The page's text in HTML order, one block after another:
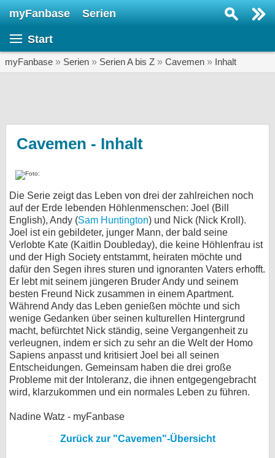
myFanbase Serien
Start
myFanbase » Serien » Serien A bis Z » Cavemen » Inhalt
Cavemen - Inhalt
Die Serie zeigt das Leben von drei der zahlreichen noch
auf der Erde lebenden Höhlenmenschen: Joel (Bill
English), Andy (Sam Huntington) und Nick (Nick Kroll).
Joel ist ein gebildeter, junger Mann, der bald seine
Verlobte Kate (Kaitlin Doubleday), die keine Höhlenfrau ist
und der High Society entstammt, heiraten möchte und
dafür den Segen ihres sturen und ignoranten Vaters erhofft.
Er lebt mit seinem jüngeren Bruder Andy und seinem
besten Freund Nick zusammen in einem Apartment.
Während Andy das Leben genießen möchte und sich
wenige Gedanken über seinen kulturellen Hintergrund
macht, befürchtet Nick ständig, seine Vergangenheit zu
verleugnen, indem er sich zu sehr an die Welt der Homo
Sapiens anpasst und kritisiert Joel bei all seinen
Entscheidungen. Gemeinsam haben die drei große
Probleme mit der Intoleranz, die ihnen entgegengebracht
wird, klarzukommen und ein normales Leben zu führen.
Nadine Watz - myFanbase
Zurück zur "Cavemen"-Übersicht
SERIEN
Specials
SERVICE
Gewinnspiele
Forum
bei X
bei Facebook
Kontakt
Nutzungsbedingungen
Cookie-Einstellungen